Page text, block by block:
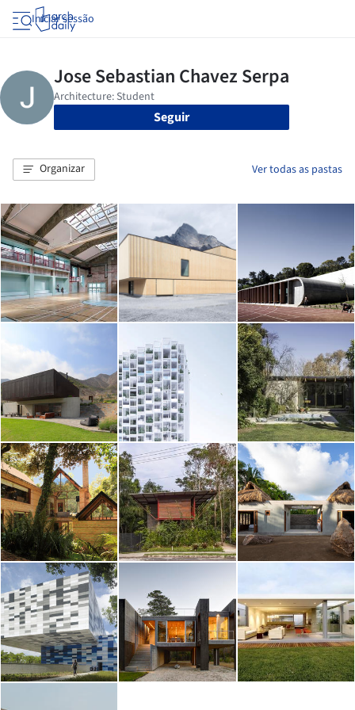
Iniciar sessão
Seguir
Organizar Ver todas as pastas